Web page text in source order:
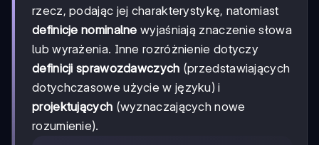
rzecz, podając jej charakterystykę, natomiast
definicje nominalne wyjaśniają znaczenie słowa
lub wyrażenia. Inne rozróżnienie dotyczy
definicji sprawozdawczych (przedstawiających
dotychczasowe użycie w języku) i
projektujących (wyznaczających nowe
rozumienie).